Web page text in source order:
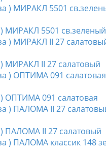
МИРАКЛ 5501 св.зеленый
МИРАКЛ II 27 салатовый
ОПТИМА 091 салатовая
ПАЛОМА II 27 салатовый